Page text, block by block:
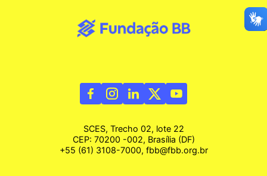
SCES, Trecho 02, lote 22
CEP: 70200 -002, Brasília (DF)
+55 (61) 3108-7000, fbb@fbb.org.br